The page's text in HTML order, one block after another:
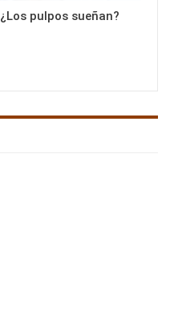
¿Los pulpos sueñan?